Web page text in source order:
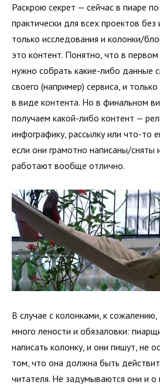
Раскрою секрет — сейчас в пиаре
практически для всех проектов
только исследования и колонки/
это контент. Понятно, что в
нужно собрать какие-либо данные
своего (например) сервиса, и
в виде контента. Но в финальном
получаем какой-либо контент —
инфографику, рассылку или что-то
если они грамотно написаны/сняты
работают вообще отлично.
В случае с колонками, к
много лености и обязаловки:
написать колонку, и они пишут, не
том, что она должна быть
читателя. Не задумываются они и о